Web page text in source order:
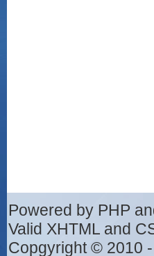
Powered by PHP
Valid XHTML and
Copgyright © 2010